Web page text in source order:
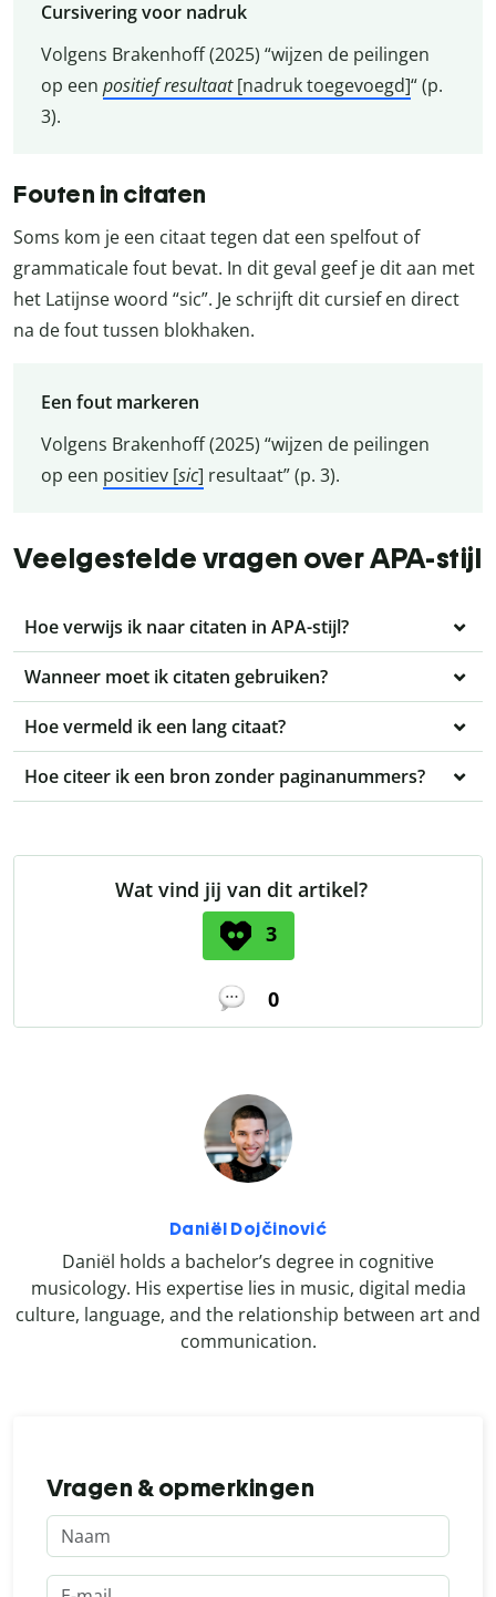
Cursivering voor nadruk
Volgens Brakenhoff (2025) “wijzen de peilingen
op een positief resultaat[nadruk toegevoegd]“ (p.
3).
Fouten in citaten
Soms kom je een citaat tegen dat een spelfout of
grammaticale fout bevat. In dit geval geef je dit aan met
het Latijnse woord “sic”. Je schrijft dit cursief en direct
na de fout tussen blokhaken.
Een fout markeren
Volgens Brakenhoff (2025) “wijzen de peilingen
op een positiev [sic] resultaat” (p. 3).
Veelgestelde vragen over APA-stijl
Hoe verwijs ik naar citaten in APA-stijl?
Wanneer moet ik citaten gebruiken?
Hoe vermeld ik een lang citaat?
Hoe citeer ik een bron zonder paginanummers?
Wat vind jij van dit artikel?
3
0
Daniël Dojčinović
Daniël holds a bachelor’s degree in cognitive
musicology. His expertise lies in music, digital media
culture, language, and the relationship between art and
communication.
Vragen & opmerkingen